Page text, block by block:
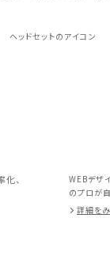
ヘッドセットのアイコン
、
WEBデザ
のプロが
詳細を